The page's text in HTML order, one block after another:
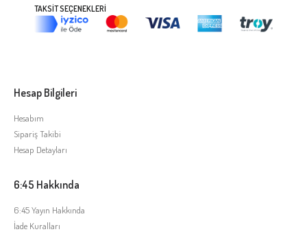
TAKSIT SEÇENEKLERI
Hesap Bilgileri
Hesabım
Sipariş Takibi
Hesap Detayları
6:45 Hakkında
6:45 Yayın Hakkında
İade Kuralları